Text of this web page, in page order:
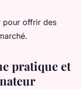
pour offrir des
pratique et